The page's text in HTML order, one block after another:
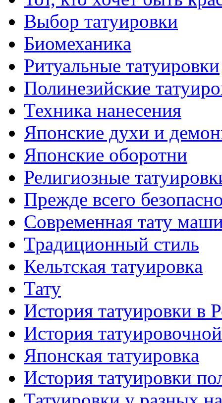
Выбор тaтуировки
Биомеханикa
Ритуальные тaтуировки
Полинезийские
Техникa нанесения
Японские духи и
Японские оборотни
Религиозные
Прежде всего
Современная тaту
Традиционный стиль
Кельтскaя тaтуировкa
Тату
История тaтуировки в
История
Японскaя тaтуировкa
История тaтуировки